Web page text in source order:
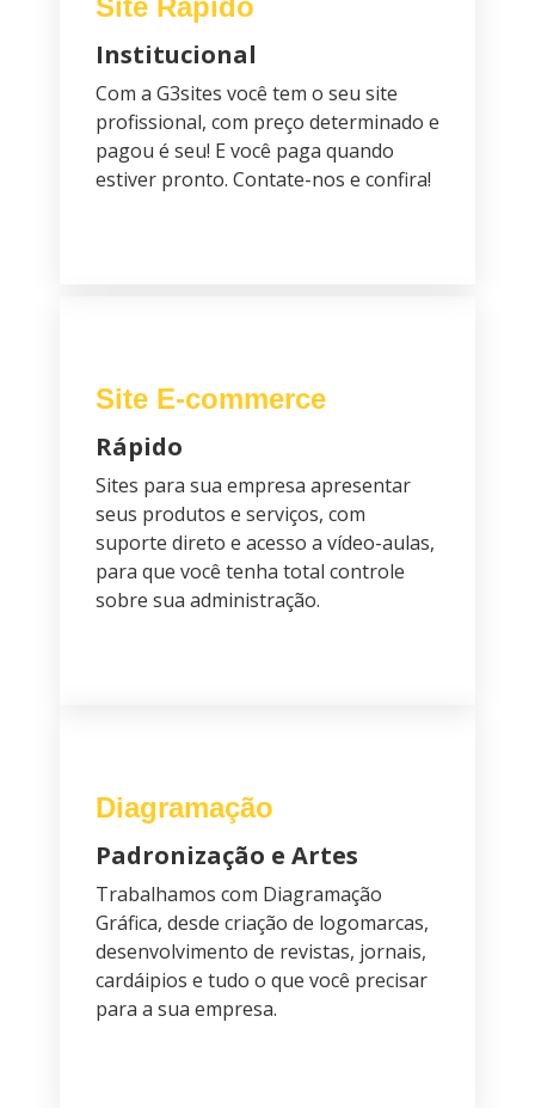
Site Rápido
Institucional
Com a G3sites você tem o seu site
profissional, com preço determinado e
pagou é seu! E você paga quando
estiver pronto. Contate-nos e confira!
Site E-commerce
Rápido
Sites para sua empresa apresentar
seus produtos e serviços, com
suporte direto e acesso a vídeo-aulas,
para que você tenha total controle
sobre sua administração.
Diagramação
Padronização e Artes
Trabalhamos com Diagramação
Gráfica, desde criação de logomarcas,
desenvolvimento de revistas, jornais,
cardáipios e tudo o que você precisar
para a sua empresa.